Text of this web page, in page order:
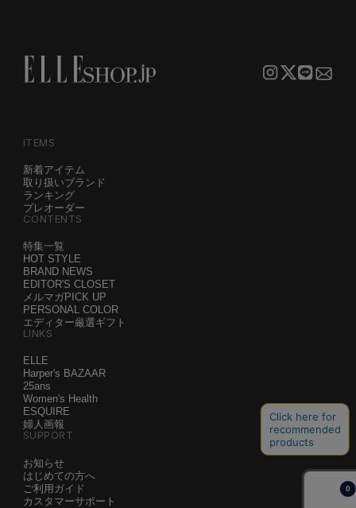
ITEMS
新着アイテム
取り扱いブランド
ランキング
CONTENTS
特集一覧
HOT STYLE
BRAND NEWS
EDITOR'S CLOSET
メルマガPICK UP
PERSONAL COLOR
LINKS
ELLE
Harper's BAZAAR
25ans
Women's Health
ESQUIRE
SUPPORT
お知らせ
はじめての方へ